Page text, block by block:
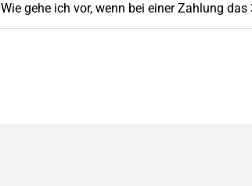
Wie gehe ich vor, wenn bei einer Zahlung